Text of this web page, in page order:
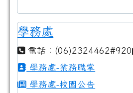
學務處
電話：(06)2324462#920
學務處-業務職掌
學務處-校園公告